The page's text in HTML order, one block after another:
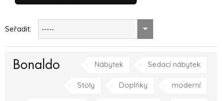
Seřadit: -----
Bonaldo Nábytek Sedací nábytek
Stoly Doplňky moderní